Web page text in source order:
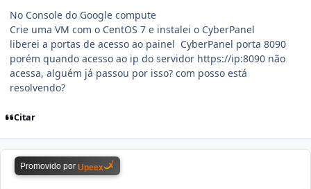
No Console do Google compute
Crie uma VM com o CentOS 7 e instalei o CyberPanel
liberei a portas de acesso ao painel CyberPanel porta 8090
porém quando acesso ao ip do servidor https://ip:8090 não
acessa, alguém já passou por isso? com posso está
resolvendo?
Citar